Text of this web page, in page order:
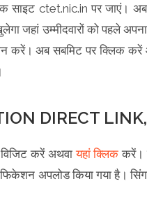
साइट ctet.nic.in पर जाएं।
उम्मीदवारों को पहले
करें। अब सबमिट पर क्लिक
DIRECT
करें अथवायहां क्लिककरें।
अपलोड किया गया